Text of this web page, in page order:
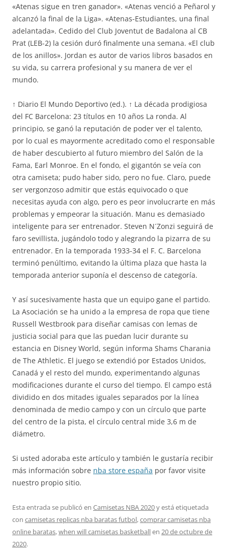
«Atenas sigue en tren ganador». «Atenas venció a Peñarol y
alcanzó la final de la Liga». «Atenas-Estudiantes, una final
adelantada». Cedido del Club Joventut de Badalona al CB
Prat (LEB-2) la cesión duró finalmente una semana. «El club
de los anillos». Jordan es autor de varios libros basados en
su vida, su carrera profesional y su manera de ver el
mundo.
↑ Diario El Mundo Deportivo (ed.). ↑ La década prodigiosa
del FC Barcelona: 23 títulos en 10 años La ronda. Al
principio, se ganó la reputación de poder ver el talento,
por lo cual es mayormente acreditado como el responsable
de haber descubierto al futuro miembro del Salón de la
Fama, Earl Monroe. En el fondo, el gigantón se veía con
otra camiseta; pudo haber sido, pero no fue. Claro, puede
ser vergonzoso admitir que estás equivocado o que
necesitas ayuda con algo, pero es peor involucrarte en más
problemas y empeorar la situación. Manu es demasiado
inteligente para ser entrenador. Steven N´Zonzi seguirá de
faro sevillista, jugándolo todo y alegrando la pizarra de su
entrenador. En la temporada 1933-34 el F. C. Barcelona
terminó penúltimo, evitando la última plaza que hasta la
temporada anterior suponía el descenso de categoría.
Y así sucesivamente hasta que un equipo gane el partido.
La Asociación se ha unido a la empresa de ropa que tiene
Russell Westbrook para diseñar camisas con lemas de
justicia social para que las puedan lucir durante su
estancia en Disney World, según informa Shams Charania
de The Athletic. El juego se extendió por Estados Unidos,
Canadá y el resto del mundo, experimentando algunas
modificaciones durante el curso del tiempo. El campo está
dividido en dos mitades iguales separados por la línea
denominada de medio campo y con un círculo que parte
del centro de la pista, el círculo central mide 3,6 m de
diámetro.
Si usted adoraba este artículo y también le gustaría recibir
más información sobre nba store españa por favor visite
nuestro propio sitio.
Esta entrada se publicó en Camisetas NBA 2020y está etiquetada
con camisetas replicas nba baratas futbol,comprar camisetas nba
online baratas,when will camisetas basketballen 20 de octubre de
2020.